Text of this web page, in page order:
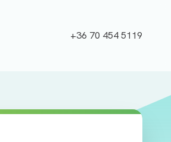
+36 70 454 5119